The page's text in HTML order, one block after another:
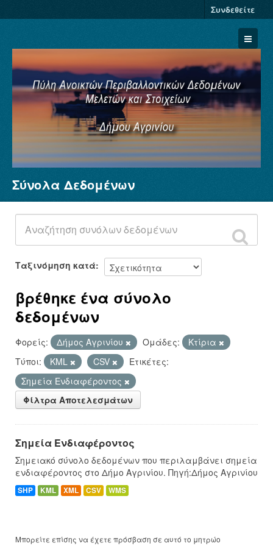
Συνδεθείτε
Σύνολα Δεδομένων
Φορείς
Ομάδες
Σχετικά
Σύνολα Δεδομένων
Ταξινόμηση κατά
βρέθηκε ένα σύνολο
δεδομένων
Φορείς: Δήμος Αγρινίου Ομάδες:
Κτίρια
Τύποι:
KML CSV
Ετικέτες:
Σημεία Ενδιαφέροντος
Φίλτρα Αποτελεσμάτων
Σημεία Ενδιαφέροντος
Σημειακό σύνολο δεδομένων που περιλαμβάνει σημεία
ενδιαφέροντος στο Δήμο Αγρινίου. Πηγή:Δήμος Αγρινίου
SHP KML XML CSV WMS
Μπορείτε επίσης να έχετε πρόσβαση σε αυτό το μητρώο